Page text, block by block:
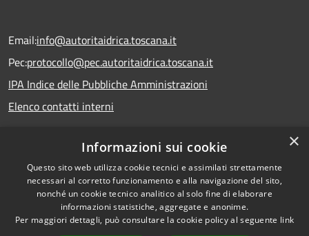
Email:info@autoritaidrica.toscana.it
Pec:protocollo@pec.autoritaidrica.toscana.it
IPA Indice delle Pubbliche Amministrazioni
Elenco contatti interni
Dichiarazione accessibilità
Accessibilità
Copyright © 2026 • Autorità
Idrica Toscana • Powered by
×
Informazioni sui cookie
Questo sito web utilizza cookie tecnici e assimilati strettamente
necessari al corretto funzionamento e alla navigazione del sito,
nonché un cookie tecnico analitico al solo fine di elaborare
informazioni statistiche, aggregate e anonime.
Per maggiori dettagli, può consultare la cookie policy al seguente link